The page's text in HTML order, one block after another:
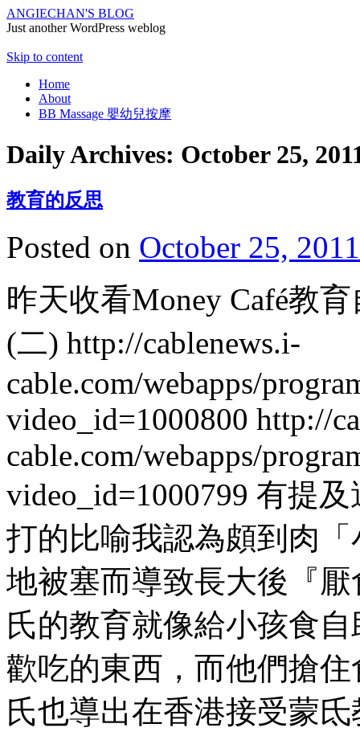
ANGIECHAN'S BLOG
Just another WordPress weblog
Skip to content
Home
About
BB Massage 嬰幼兒按摩
Daily Archives: October 25,
教育的反思
Posted on October 25, 2011
昨天收看Money Café教
(二) http://cablenews.i-
cable.com/webapps/
video_id=1000800 http://
cable.com/webapps/
video_id=1000799 有提
打的比喻我認為頗到肉
地被塞而導致長大後『
氏的教育就像給小孩食
歡吃的東西，而他們搶
氏也導出在香港接受蒙